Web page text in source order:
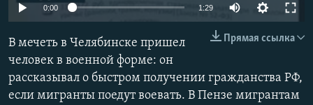
0:00 1:29
480p
Прямая ссылка
В мечеть в Челябинске пришел
человек в военной форме: он
рассказывал о быстром получении гражданства РФ,
если мигранты поедут воевать. В Пензе мигрантам